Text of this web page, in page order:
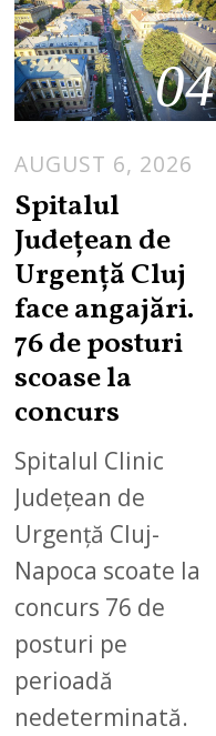
04
AUGUST 6, 2026
Spitalul
Județean de
Urgență Cluj
face angajări.
76 de posturi
scoase la
concurs
Spitalul Clinic
Județean de
Urgență Cluj-
Napoca scoate la
concurs 76 de
posturi pe
perioadă
nedeterminată.